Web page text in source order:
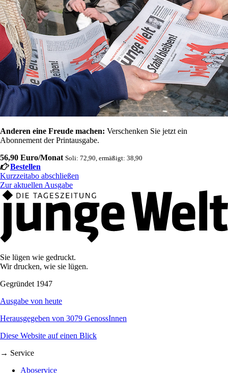
Anderen eine Freude machen: Verschenken Sie jetzt ein
Abonnement der Printausgabe.
56,90 Euro/Monat Soli: 72,90, ermäßigt: 38,90
Bestellen
Kurzzeitabo abschließen
Zur aktuellen Ausgabe
Sie lügen wie gedruckt.
Wir drucken, wie sie lügen.
Gegründet 1947
Ausgabe von heute
Herausgegeben von 3079 GenossInnen
Diese Website auf einen Blick
→ Service
Aboservice